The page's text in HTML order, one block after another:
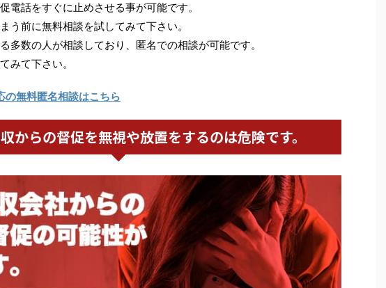
電話をすぐに止めさせる事が可能です。
う前に無料相談を試してみて下さい。
多数の人が相談しており、匿名での相談が可能です。
みて下さい。
の無料匿名相談はこちら
からの督促を無視や放置をするのは危険です。